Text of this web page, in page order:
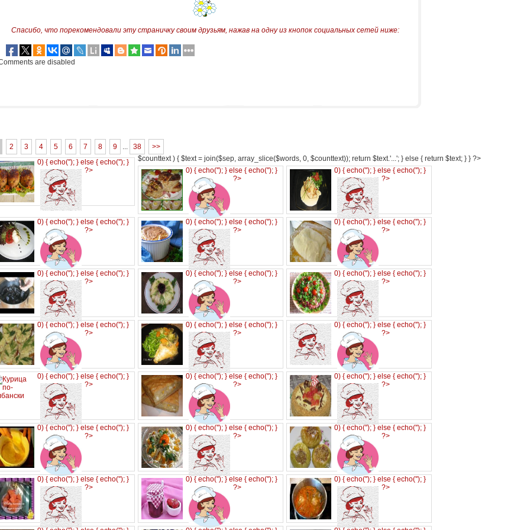
Спасибо, что порекомендовали эту страничку своим друзьям, нажав на одну из кнопок социальных сетей ниже:
are disabled
2 3 4 5 6 7 8 9 ... 38
>>
$counttext ) { $text = join($sep, array_slice($words, 0, $counttext)); return $text.'...'; } else { return $text; } } ?>
0) { echo(''); } else { echo(''); }
?>
0) { echo(''); } else { echo(''); }
?>
0) { echo(''); } else { echo(''); }
?>
0) { echo(''); } else { echo(''); }
?>
0) { echo(''); } else { echo(''); }
?>
0) { echo(''); } else { echo(''); }
?>
0) { echo(''); } else { echo(''); }
?>
0) { echo(''); } else { echo(''); }
?>
0) { echo(''); } else { echo(''); }
?>
0) { echo(''); } else { echo(''); }
?>
0) { echo(''); } else { echo(''); }
?>
0) { echo(''); } else { echo(''); }
?>
0) { echo(''); } else { echo(''); }
?>
0) { echo(''); } else { echo(''); }
?>
0) { echo(''); } else { echo(''); }
?>
0) { echo(''); } else { echo(''); }
?>
0) { echo(''); } else { echo(''); }
?>
0) { echo(''); } else { echo(''); }
?>
0) { echo(''); } else { echo(''); }
?>
0) { echo(''); } else { echo(''); }
?>
0) { echo(''); } else { echo(''); }
?>